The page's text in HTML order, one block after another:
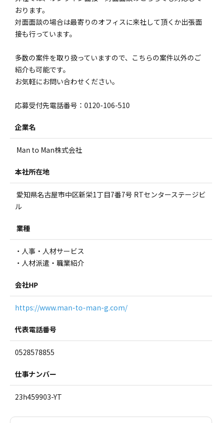
おります。
対面面談の場合は最寄りのオフィスに来社して頂くか出張面
接も行っています。
多数の案件を取り扱っていますので、こちらの案件以外のご
紹介も可能です。
お気軽にお問い合わせください。
応募受付先電話番号：0120-106-510
企業名
Man to Man株式会社
本社所在地
愛知県名古屋市中区新栄1丁目7番7号 RTセンターステージビ
ル
業種
・人事・人材サービス
・人材派遣・職業紹介
会社HP
https://www.man-to-man-g.com/
代表電話番号
0528578855
仕事ナンバー
23h459903-YT